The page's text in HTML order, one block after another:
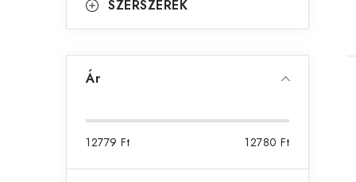
SZERSZEREK
Ár
12779 Ft 12780 Ft